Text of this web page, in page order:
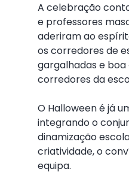
A celebração
e professores
aderiram ao
os corredores de
gargalhadas e boa
corredores da
O Halloween é já
integrando o
dinamização
criatividade, o
equipa.